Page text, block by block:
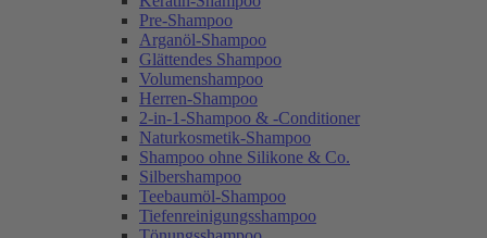
Pre-Shampoo
Arganöl-Shampoo
Glättendes Shampoo
Volumenshampoo
Herren-Shampoo
2-in-1-Shampoo & -Conditioner
Naturkosmetik-Shampoo
Shampoo ohne Silikone & Co.
Silbershampoo
Teebaumöl-Shampoo
Tiefenreinigungsshampoo